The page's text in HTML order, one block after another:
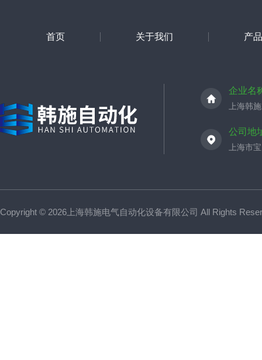
首页 关于我们 产
企业名
上海韩
公司地
上海市
Copyright © 2026上海韩施电气自动化设备有限公司 All Rights